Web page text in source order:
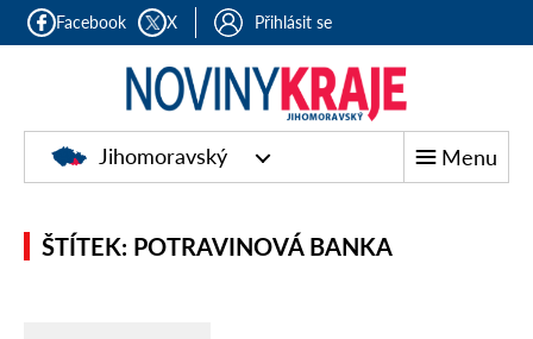
Facebook X Přihlásit se
Jihomoravský Menu
ŠTÍTEK: POTRAVINOVÁ BANKA